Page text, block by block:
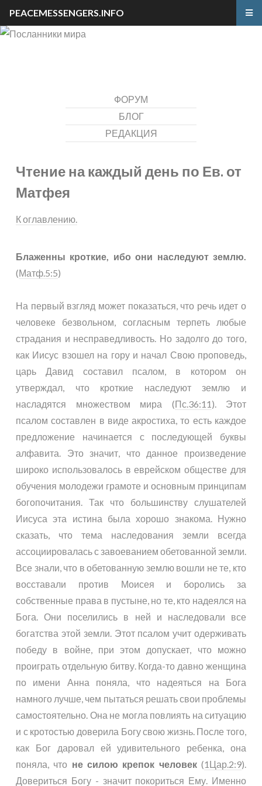
ФОРУМ
БЛОГ
РЕДАКЦИЯ
Чтение на каждый день по Ев. от
Матфея
К оглавлению.
Блаженны кроткие, ибо они наследуют землю.
(Матф.5:5)
На первый взгляд может показаться, что речь идет о
человеке безвольном, согласным терпеть любые
страдания и несправедливость. Но задолго до того,
как Иисус взошел на гору и начал Свою проповедь,
царь Давид составил псалом, в котором он
утверждал, что кроткие наследуют землю и
насладятся множеством мира (Пс.36:11 ). Этот
псалом составлен в виде акростиха, то есть каждое
предложение начинается с последующей буквы
алфавита. Это значит, что данное произведение
широко использовалось в еврейском обществе для
обучения молодежи грамоте и основным принципам
богопочитания. Так что большинству слушателей
Иисуса эта истина была хорошо знакома. Нужно
сказать, что тема наследования земли всегда
ассоциировалась с завоеванием обетованной земли.
Все знали, что в обетованную землю вошли не те, кто
восставали против Моисея и боролись за
собственные права в пустыне, но те, кто надеялся на
Бога. Они поселились в ней и наследовали все
богатства этой земли. Этот псалом учит одерживать
победу в войне, при этом допускает, что можно
проиграть отдельную битву. Когда-то давно женщина
по имени Анна поняла, что надеяться на Бога
намного лучше, чем пытаться решать свои проблемы
самостоятельно. Она не могла повлиять на ситуацию
и с кротостью доверила Богу свою жизнь. После того,
как Бог даровал ей удивительного ребенка, она
поняла, что не силою крепок человек(1Цар.2:9).
Довериться Богу - значит покориться Ему. Именно
PEACEMESSENGERS.INFO